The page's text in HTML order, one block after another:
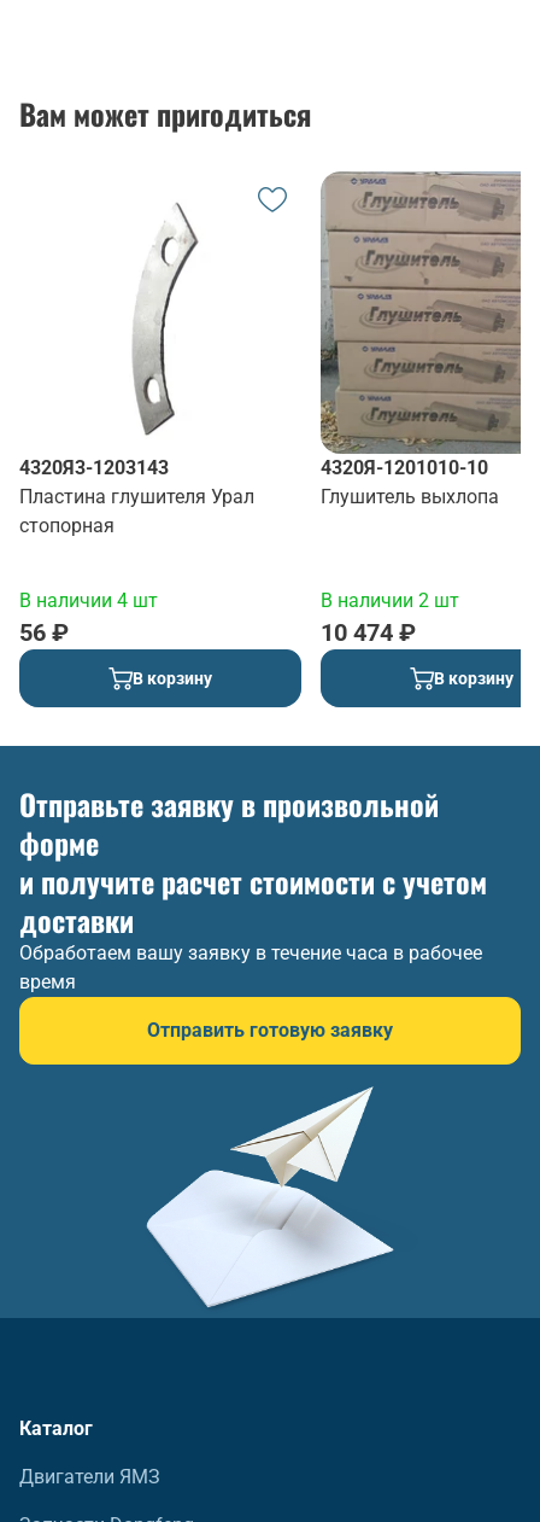
Вам может пригодиться
4320Я3-1203143
Пластина глушителя Урал
стопорная
В наличии 4 шт
56 ₽
В корзину
4320Я-1201010-10
Глушитель выхлопа
В наличии 2 шт
10 474 ₽
В корзину
Отправьте заявку в произвольной
форме
и получите расчет стоимости с учетом
доставки
Обработаем вашу заявку в течение часа в рабочее
время
Отправить готовую заявку
Каталог
Двигатели ЯМЗ